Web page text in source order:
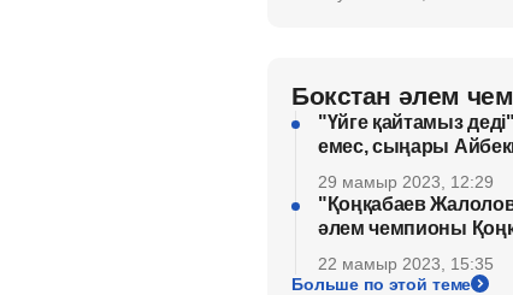
Бокстан әлем
"Үйге қайтамыз
емес, сыңары
29 мамыр 2023, 12:29
"Қоңқабаев
әлем чемпионы
22 мамыр 2023, 15:35
Больше по этой теме